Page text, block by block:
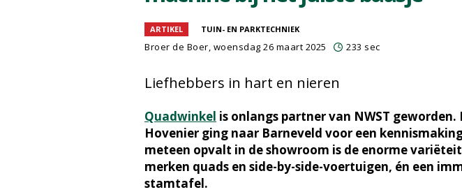
ARTIKEL TUIN- EN PARKTECHNIEK
Broer de Boer, woensdag 26 maart 2025 233 sec
Liefhebbers in hart en nieren
Quadwinkel is onlangs partner van NWST geworden.
Hovenier ging naar Barneveld voor een
meteen opvalt in de showroom is de enorme
merken quads en side-by-side-voertuigen, én een
stamtafel.